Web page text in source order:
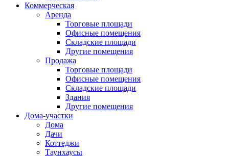
Коммерческая
Аренда
Торговые площади
Офисные помещения
Складские площади
Другие помещения
Продажа
Торговые площади
Офисные помещения
Складские площади
Здания
Другие помещения
Дома-участки
Дома
Дачи
Коттеджи
Таунхаусы